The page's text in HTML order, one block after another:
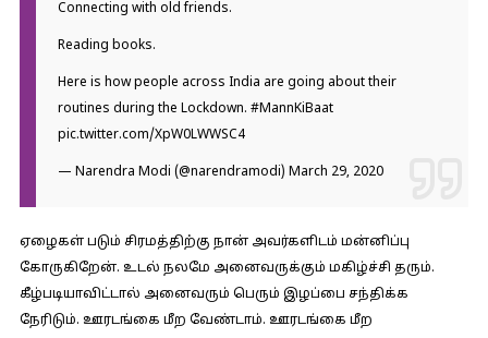
Connecting with old friends.
Reading books.
Here is how people across India are going about their
routines during the Lockdown. #MannKiBaat
pic.twitter.com/XpW0LWWSC4
— Narendra Modi (@narendramodi) March 29, 2020
ஏழைகள் படும் சிரமத்திற்கு நான் அவர்களிடம் மன்னிப்பு
கோருகிறேன். உடல் நலமே அனைவருக்கும் மகிழ்ச்சி தரும்.
கீழ்படியாவிட்டால் அனைவரும் பெரும் இழப்பை சந்திக்க
நேரிடும். ஊரடங்கை மீற வேண்டாம். ஊரடங்கை மீற